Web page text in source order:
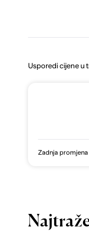
Usporedi cijene u
Zadnja promjena